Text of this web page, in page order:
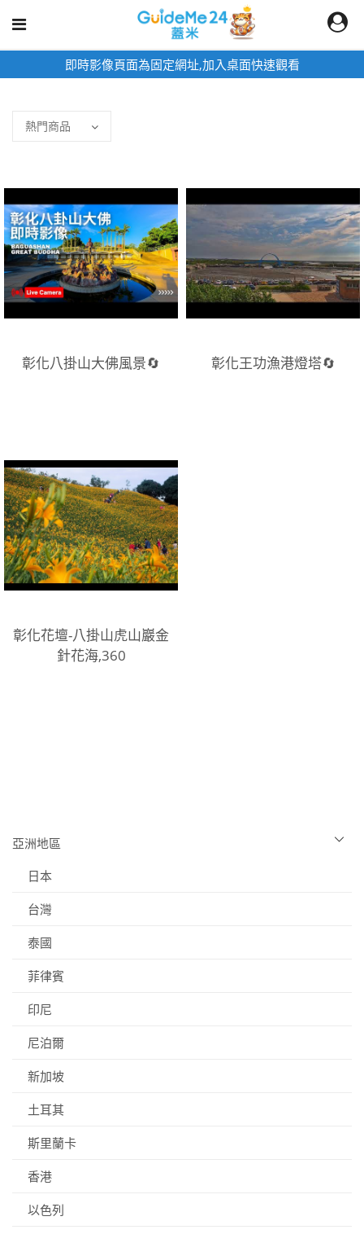
即時影像頁面為固定網址,加入桌面快速觀看
彰化八掛山大佛風景🔄 彰化王功漁港燈塔🔄
彰化花壇-八掛山虎山巖金
針花海,360
亞洲地區
日本
台灣
泰國
菲律賓
印尼
尼泊爾
新加坡
土耳其
斯里蘭卡
香港
以色列